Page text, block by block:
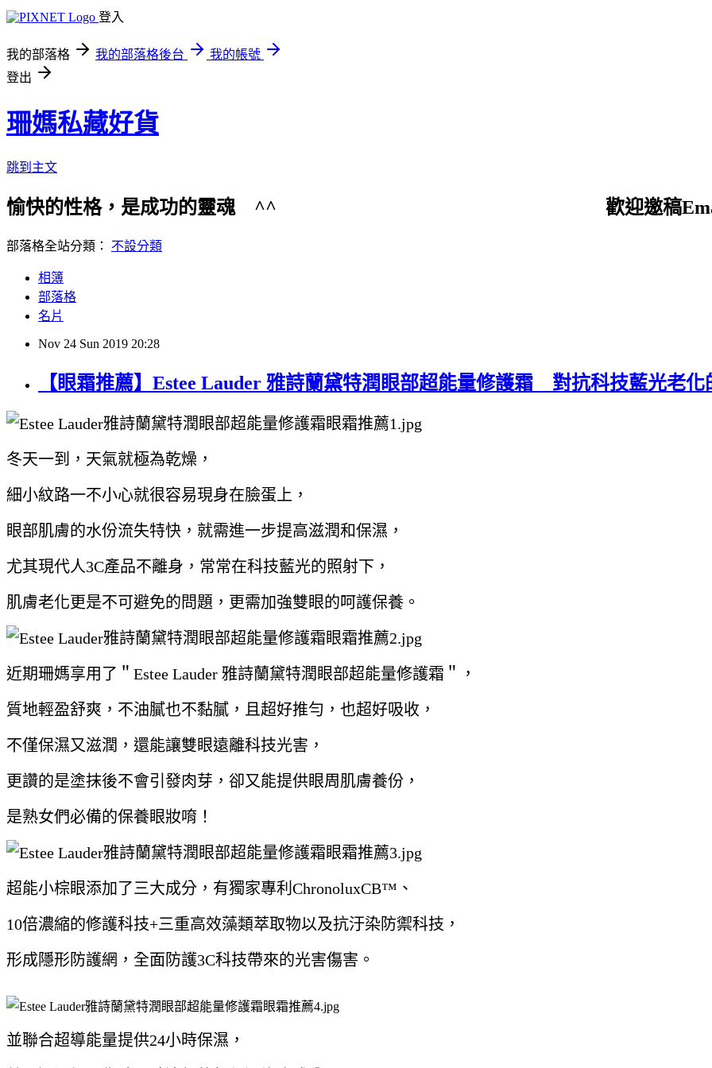
登入
我的部落格 我的部落格後台
我的帳號
登出
珊媽私藏好貨
跳到主文
愉快的性格，是成功的靈魂 ^^ 歡迎邀稿Email：
部落格全站分類： 不設分類
相簿
部落格
名片
Nov 24 Sun 2019 20:28
【眼霜推薦】Estee Lauder 雅詩蘭黛特潤眼部超能量修護霜 對抗科技藍光老化
冬天一到，天氣就極為乾燥，
細小紋路一不小心就很容易現身在臉蛋上，
眼部肌膚的水份流失特快，就需進一步提高滋潤和保濕，
尤其現代人3C產品不離身，常常在科技藍光的照射下，
肌膚老化更是不可避免的問題，更需加強雙眼的呵護保養。
近期珊媽享用了＂Estee Lauder 雅詩蘭黛特潤眼部超能量修護霜＂，
質地輕盈舒爽，不油膩也不黏膩，且超好推勻，也超好吸收，
不僅保濕又滋潤，還能讓雙眼遠離科技光害，
更讚的是塗抹後不會引發肉芽，卻又能提供眼周肌膚養份，
是熟女們必備的保養眼妝唷！
超能小棕眼添加了三大成分， 有獨家專利ChronoluxCB™、
10倍濃縮的修護科技+三重高效藻類萃取物以及抗汙染防禦科技，
形成隱形防護網，全面防護3C科技帶來的光害傷害。
並聯合超導能量提供24小時保濕，